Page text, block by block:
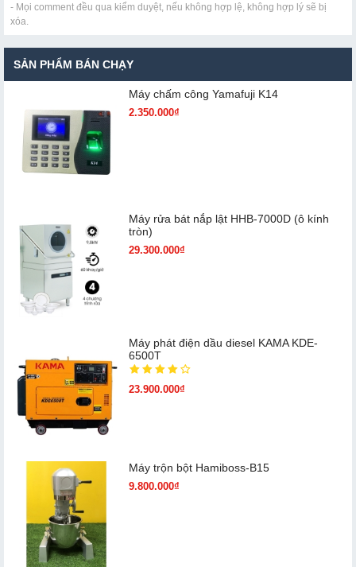
- Mọi comment đều qua kiểm duyệt, nếu không hợp lệ, không hợp lý sẽ bị
xóa.
SẢN PHẨM BÁN CHẠY
Máy chấm cô​ng Yamafuji K14
2.350.000₫
Máy rửa bát nắp lật HHB-7000D (ô kính
tròn)
29.300.000₫
Máy phát điện dầu diesel KAMA KDE-
6500T
23.900.000₫
Máy trộn bột Hamiboss-B15
9.800.000₫